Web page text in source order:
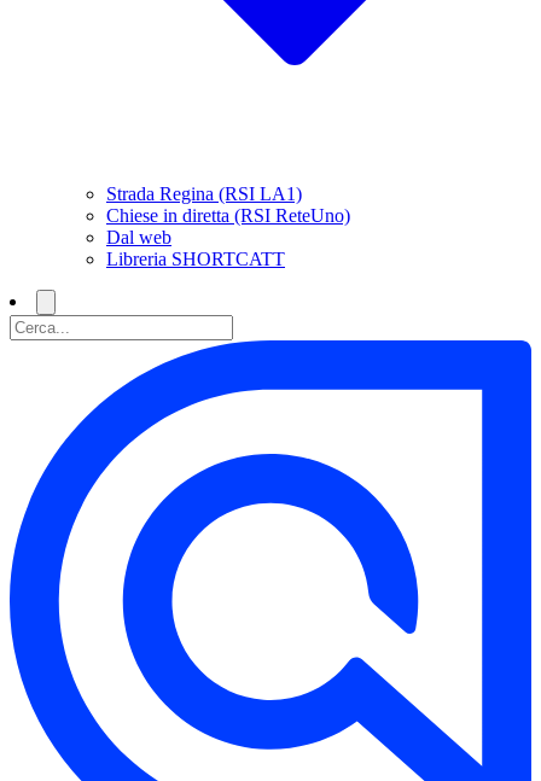
Strada Regina (RSI LA1)
Chiese in diretta (RSI ReteUno)
Dal web
Libreria SHORTCATT